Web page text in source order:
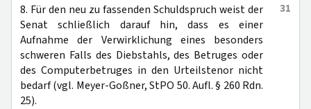
31
8. Für den neu zu fassenden Schuldspruch weist der
Senat schließlich darauf hin, dass es einer
Aufnahme der Verwirklichung eines besonders
schweren Falls des Diebstahls, des Betruges oder
des Computerbetruges in den Urteilstenor nicht
bedarf (vgl. Meyer-Goßner, StPO 50. Aufl. § 260 Rdn.
25).